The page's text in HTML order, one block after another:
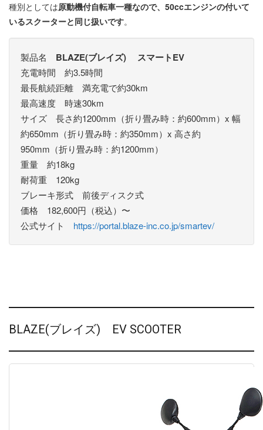
種別としては原動機付自転車一種なので、50ccエンジンの付いて
いるスクーターと同じ扱いです。
製品名 BLAZE(ブレイズ) スマートEV
充電時間 約3.5時間
最長航続距離 満充電で約30km
最高速度 時速30km
サイズ 長さ約1200mm（折り畳み時：約600mm）x 幅
約650mm（折り畳み時：約350mm）x 高さ約
950mm（折り畳み時：約1200mm）
重量 約18kg
耐荷重 120kg
ブレーキ形式 前後ディスク式
価格 182,600円（税込）〜
公式サイト https://portal.blaze-inc.co.jp/smartev/
BLAZE(ブレイズ) EV SCOOTER